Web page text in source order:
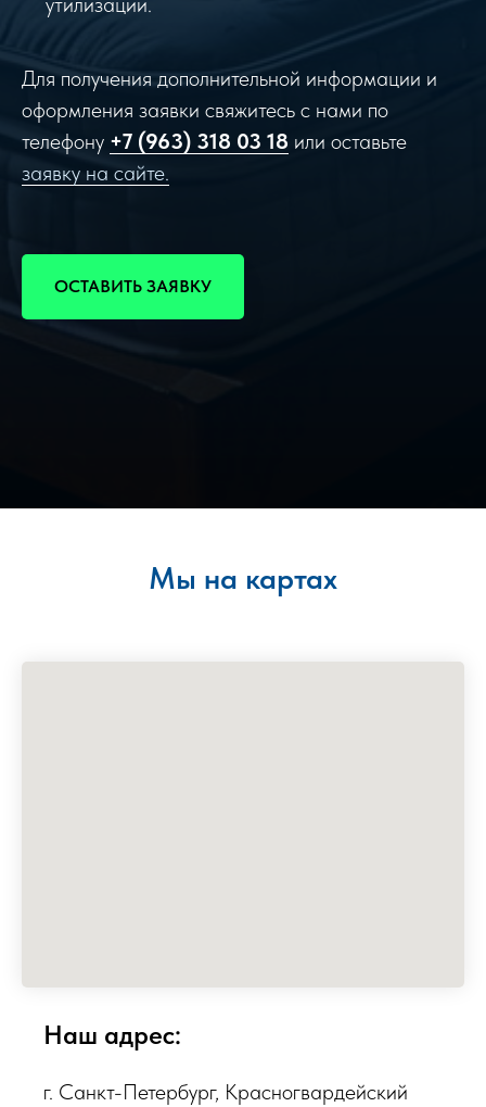
Для получения дополнительной информации и
оформления заявки свяжитесь с нами по
телефону +7 (963) 318 03 18 или оставьте
заявку на сайте.
ОСТАВИТЬ ЗАЯВКУ
Мы на картах
Наш адрес:
г. Санкт-Петербург, Красногвардейский